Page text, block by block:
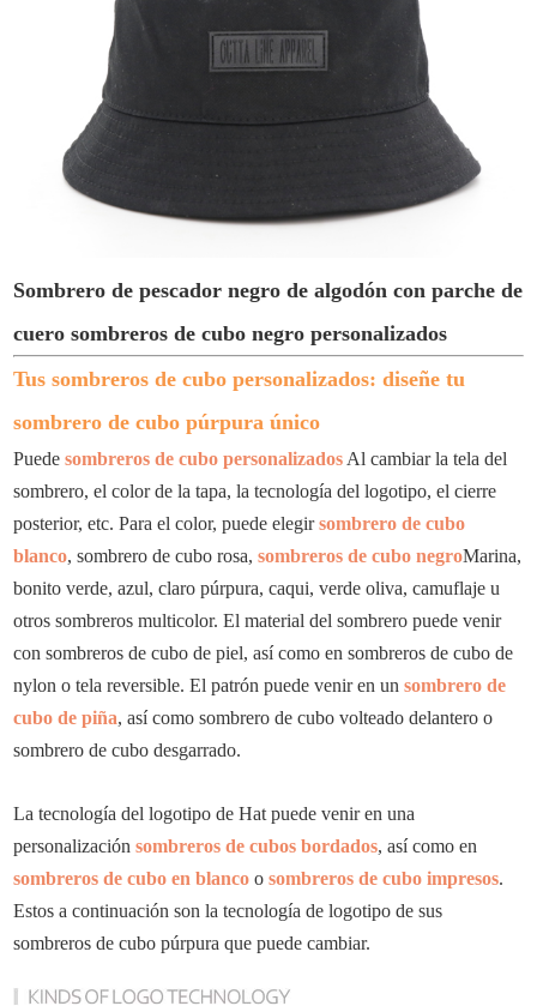
Sombrero de pescador negro de algodón con parche de
cuero sombreros de cubo negro personalizados
Tus sombreros de cubo personalizados: diseñe tu
sombrero de cubo púrpura único
Puedesombreros de cubo personalizados Al cambiar la tela del
sombrero, el color de la tapa, la tecnología del logotipo, el cierre
posterior, etc. Para el color, puede elegirsombrero de cubo
blanco, sombrero de cubo rosa,sombreros de cubo negroMarina,
bonito verde, azul, claro púrpura, caqui, verde oliva, camuflaje u
otros sombreros multicolor. El material del sombrero puede venir
con sombreros de cubo de piel, así como en sombreros de cubo de
nylon o tela reversible. El patrón puede venir en unsombrero de
cubo de piña, así como sombrero de cubo volteado delantero o
sombrero de cubo desgarrado.
La tecnología del logotipo de Hat puede venir en una
personalizaciónsombreros de cubos bordados, así como en
sombreros de cubo en blanco osombreros de cubo impresos.
Estos a continuación son la tecnología de logotipo de sus
sombreros de cubo púrpura que puede cambiar.